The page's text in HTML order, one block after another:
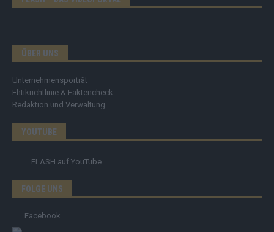
ÜBER UNS
Unternehmensporträt
Ehtikrichtlinie & Faktencheck
Redaktion und Verwaltung
YOUTUBE
FLASH auf YouTube
FOLGE UNS
Facebook